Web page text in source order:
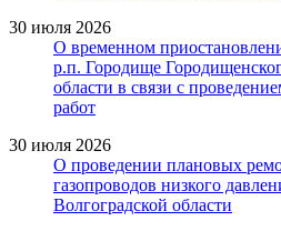
30 июля 2026
О временном
р.п. Городище
области в связи с
работ
30 июля 2026
О проведении плановых
газопроводов низкого
Волгоградской области